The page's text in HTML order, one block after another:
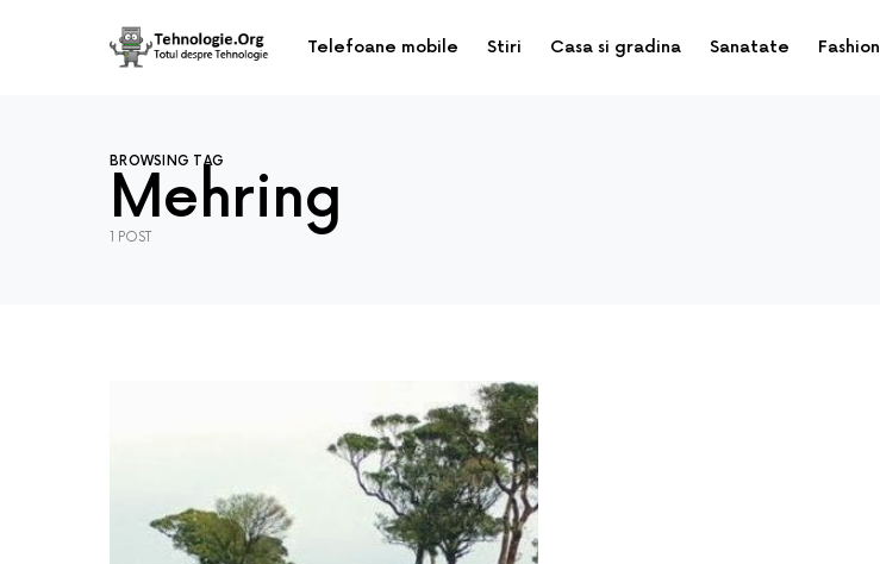
Telefoane mobile Stiri Casa si gradina Sanatate Fashion
BROWSING TAG
Mehring
1 POST